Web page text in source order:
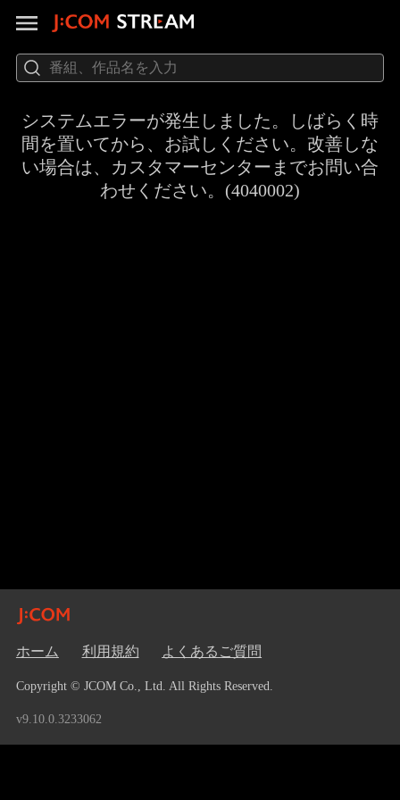
システムエラーが発生しました。しばらく時
間を置いてから、お試しください。改善しな
い場合は、カスタマーセンターまでお問い合
わせください。(4040002)
ホーム 利用規約 よくあるご質問
Copyright © JCOM Co., Ltd. All Rights Reserved.
v9.10.0.3233062